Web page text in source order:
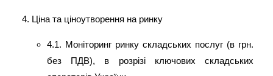
Ціна та ціноутворення на ринку
4.1. Моніторинг ринку складських послуг (в грн.
без ПДВ), в розрізі ключових складських